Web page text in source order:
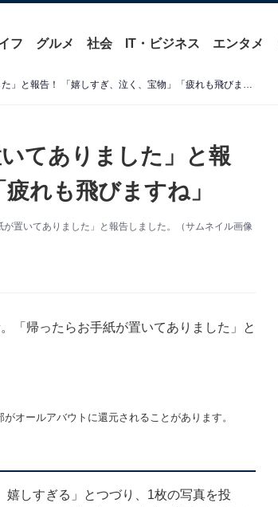
フ グルメ 社会 IT・ビジネス エンタメ
藤本美貴、「帰ったらお手紙が置いてありました」と報告！ 「嬉しすぎ、泣く、宝物」「疲れも飛びますね」
てありました」と報
れも飛びますね」
置いてありました」と報告しました。（サムネイル画像
「帰ったらお手紙が置いてありました」と
オールアバウトに還元されることがあります。
しすぎる」とつづり、1枚の写真を投